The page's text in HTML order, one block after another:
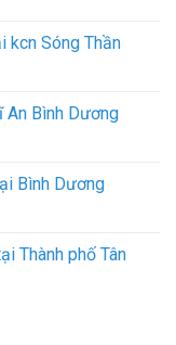
kcn Sóng Thần
An Bình Dương
Bình Dương
Thành phố Tân